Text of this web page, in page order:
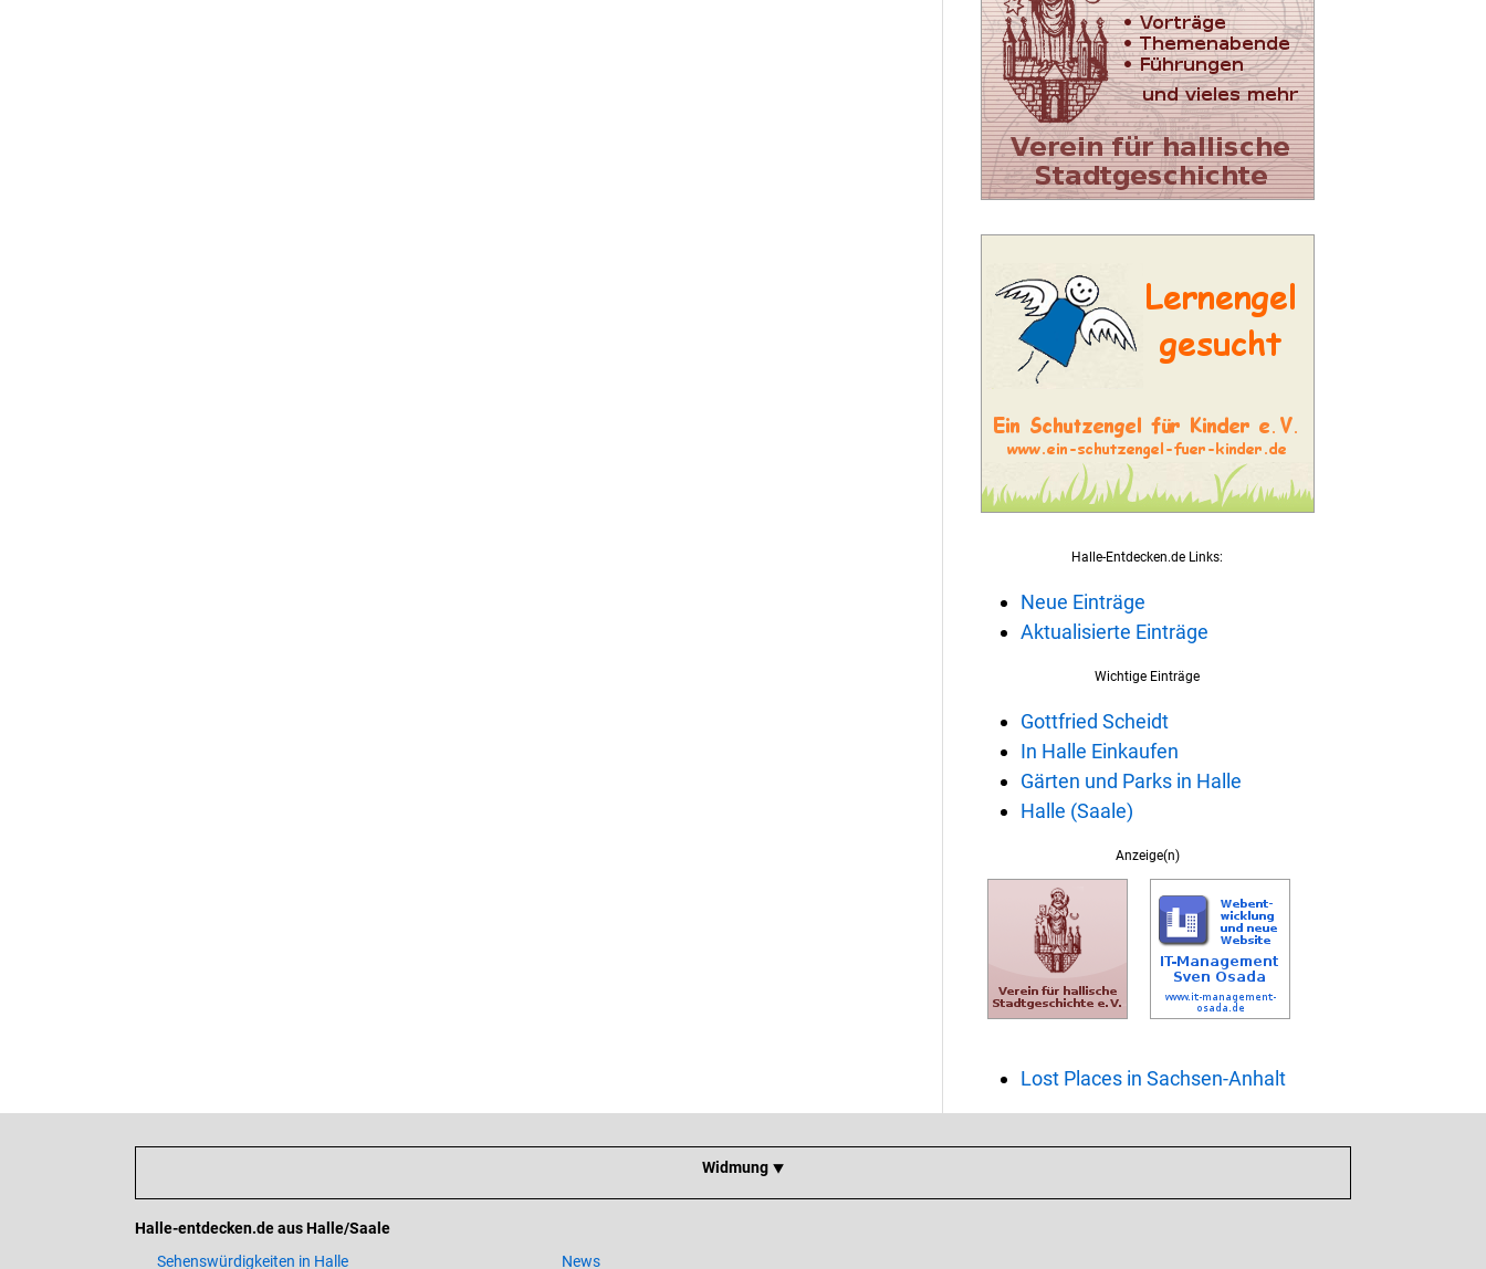
Halle-Entdecken.de Links:
Neue Einträge
Aktualisierte Einträge
Wichtige Einträge
Gottfried Scheidt
In Halle Einkaufen
Gärten und Parks in Halle
Halle (Saale)
Anzeige(n)
Lost Places in Sachsen-Anhalt
Widmung ⯆
Halle-entdecken.de aus Halle/Saale
Sehenswürdigkeiten in Halle
News